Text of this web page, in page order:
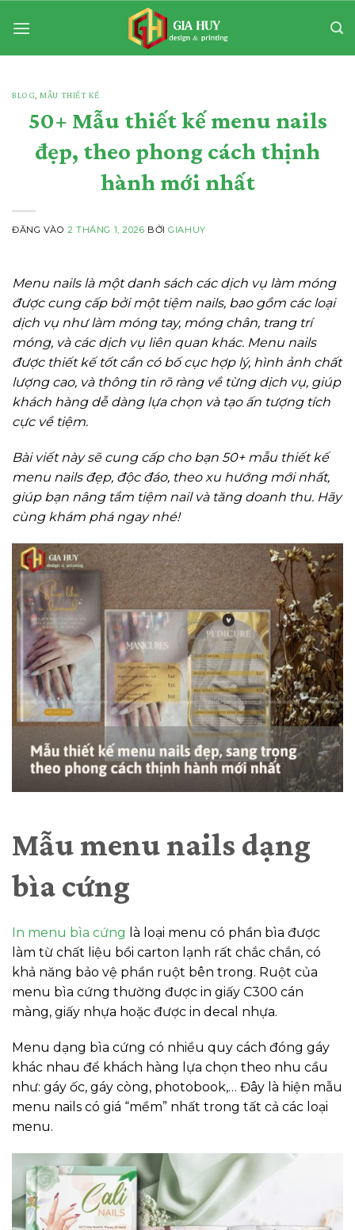
qua
BLOG ,MẪU THIẾT KẾ
50+ Mẫu thiết kế menu nails
đẹp, theo phong cách thịnh
hành mới nhất
ĐĂNG VÀO2 THÁNG 1, 2026 BỞIGIAHUY
Menu nails là một danh sách các dịch vụ làm móng
được cung cấp bởi một tiệm nails, bao gồm các loại
dịch vụ như làm móng tay, móng chân, trang trí
móng, và các dịch vụ liên quan khác. Menu nails
được thiết kế tốt cần có bố cục hợp lý, hình ảnh chất
lượng cao, và thông tin rõ ràng về từng dịch vụ, giúp
khách hàng dễ dàng lựa chọn và tạo ấn tượng tích
cực về tiệm.
Bài viết này sẽ cung cấp cho bạn 50+ mẫu thiết kế
menu nails đẹp, độc đáo, theo xu hướng mới nhất,
giúp bạn nâng tầm tiệm nail và tăng doanh thu. Hãy
cùng khám phá ngay nhé!
Mẫu menu nails dạng
bìa cứng
In menu bìa cứng là loại menu có phần bìa được
làm từ chất liệu bồi carton lạnh rất chắc chắn, có
khả năng bảo vệ phần ruột bên trong. Ruột của
menu bìa cứng thường được in giấy C300 cán
màng, giấy nhựa hoặc được in decal nhựa.
Menu dạng bìa cứng có nhiều quy cách đóng gáy
khác nhau để khách hàng lựa chọn theo nhu cầu
như: gáy ốc, gáy còng, photobook,… Đây là hiện mẫu
menu nails có giá “mềm” nhất trong tất cả các loại
menu.